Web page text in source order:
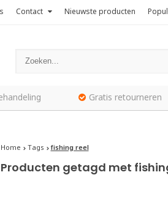
Contact Nieuwste producten
Gratis retourneren
Home Tags fishing reel
Producten getagd met